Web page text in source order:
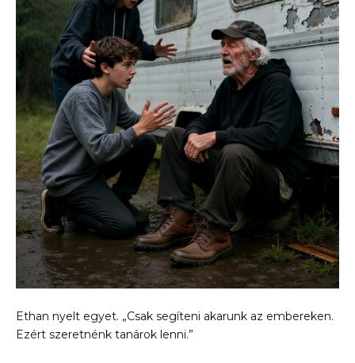
Ethan nyelt egyet. „Csak segíteni akarunk az embereken.
Ezért szeretnénk tanárok lenni.”